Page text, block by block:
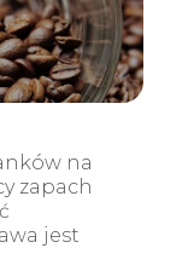
na
zapach
jest